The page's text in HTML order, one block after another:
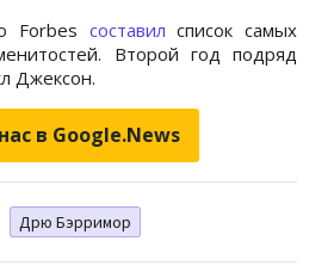
Forbes составил список самых
Второй год подряд
Джексон.
в Google.News
Дрю Бэрримор